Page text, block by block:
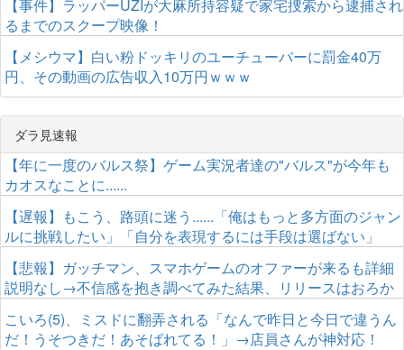
【事件】ラッパーUZIが大麻所持容疑で家宅捜索から逮捕され
るまでのスクープ映像！
【メシウマ】白い粉ドッキリのユーチューバーに罰金40万
円、その動画の広告収入10万円ｗｗｗ
ダラ見速報
【年に一度のバルス祭】ゲーム実況者達の"バルス"が今年も
カオスなことに......
【遅報】もこう、路頭に迷う......「俺はもっと多方面のジャン
ルに挑戦したい」「自分を表現するには手段は選ばない」
【悲報】ガッチマン、スマホゲームのオファーが来るも詳細
説明なし→不信感を抱き調べてみた結果、リリースはおろか
こいろ(5)、ミスドに翻弄される「なんで昨日と今日で違うん
だ！うそつきだ！あそばれてる！」→店員さんが神対応！